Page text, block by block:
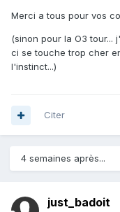
Merci a tous pour vos
(sinon pour la O3
ci se touche trop cher
l'instinct...)
Citer
4 semaines après...
just_badoit